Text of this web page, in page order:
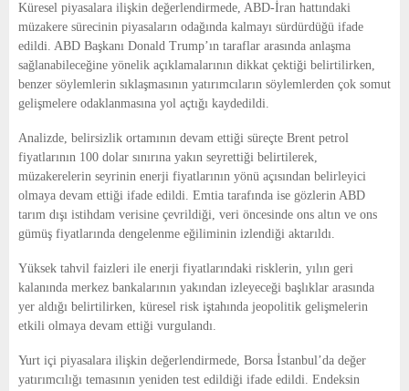
Küresel piyasalara ilişkin değerlendirmede, ABD-İran hattındaki
müzakere sürecinin piyasaların odağında kalmayı sürdürdüğü ifade
edildi. ABD Başkanı Donald Trump’ın taraflar arasında anlaşma
sağlanabileceğine yönelik açıklamalarının dikkat çektiği belirtilirken,
benzer söylemlerin sıklaşmasının yatırımcıların söylemlerden çok somut
gelişmelere odaklanmasına yol açtığı kaydedildi.
Analizde, belirsizlik ortamının devam ettiği süreçte Brent petrol
fiyatlarının 100 dolar sınırına yakın seyrettiği belirtilerek,
müzakerelerin seyrinin enerji fiyatlarının yönü açısından belirleyici
olmaya devam ettiği ifade edildi. Emtia tarafında ise gözlerin ABD
tarım dışı istihdam verisine çevrildiği, veri öncesinde ons altın ve ons
gümüş fiyatlarında dengelenme eğiliminin izlendiği aktarıldı.
Yüksek tahvil faizleri ile enerji fiyatlarındaki risklerin, yılın geri
kalanında merkez bankalarının yakından izleyeceği başlıklar arasında
yer aldığı belirtilirken, küresel risk iştahında jeopolitik gelişmelerin
etkili olmaya devam ettiği vurgulandı.
Yurt içi piyasalara ilişkin değerlendirmede, Borsa İstanbul’da değer
yatırımcılığı temasının yeniden test edildiği ifade edildi. Endeksin